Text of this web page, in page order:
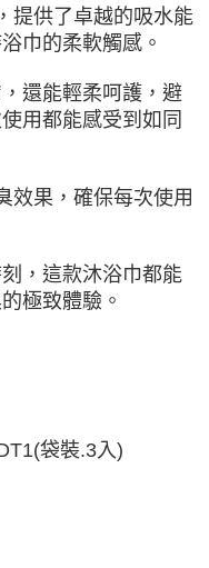
提供了卓越的吸水能
巾的柔軟觸感。
還能輕柔呵護，避
用都能感受到如同
效果，確保每次使用
，這款沐浴巾都能
極致體驗。
袋裝.3入)